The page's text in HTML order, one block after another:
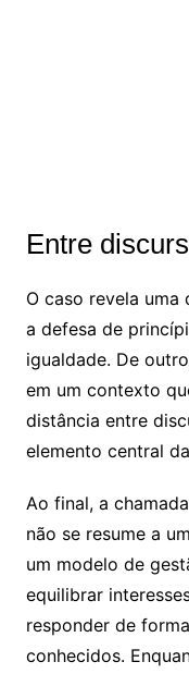
Entre
O caso revela uma
a defesa de
igualdade. De
em um contexto
distância entre
elemento central
Ao final, a
não se resume a
um modelo de
equilibrar
responder de
conhecidos.